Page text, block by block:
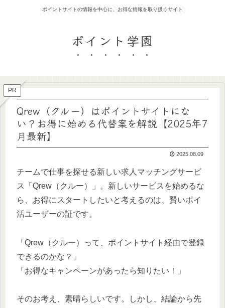
ポイントサイトの情報を中心に、お得な情報を取り扱うサイト
ポイント学園
PR
Qrew（クルー）はポイントサイトにな
い？お得に始める代替案を解説【2025年7
月最新】
2025.08.09
チームで仕事を探せる新しい求人マッチングサービ
ス「Qrew（クルー）」。新しいサービスを始めるな
ら、お得にスタートしたいと考えるのは、賢いポイ
活ユーザーの証です。
「Qrew（クルー）って、ポイントサイト経由で登録
できるのかな？」
「お得なキャンペーンがあったら知りたい！」
そのお考え、素晴らしいです。しかし、結論から先